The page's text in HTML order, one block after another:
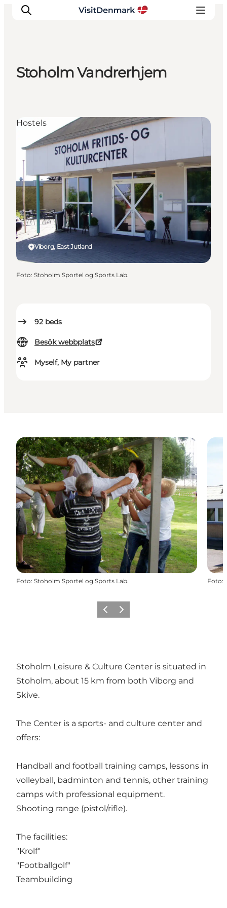
Övernatta
Planera resan
Stoholm Vandrerhjem
92 beds
Besök webbplats
Myself, My partner
Viborg, East Jutland
Hostels
Foto: Stoholm Sportel og Sports Lab.
Foto: Stoholm Sportel og Sports Lab. Foto:
Föregående
Nästa
Stoholm Leisure & Culture Center is situated in
Stoholm, about 15 km from both Viborg and
Skive.
The Center is a sports- and culture center and
offers:
Handball and football training camps, lessons in
volleyball, badminton and tennis, other training
camps with professional equipment.
Shooting range (pistol/rifle).
The facilities:
"Krolf"
"Footballgolf"
Teambuilding